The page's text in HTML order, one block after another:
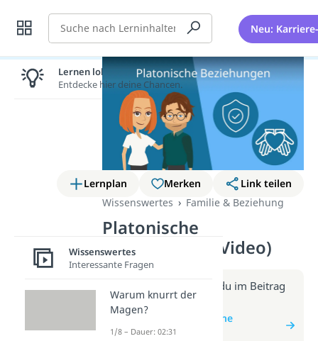
Suche Neu:
Lernplan Merken
Link teilen
Wissenswertes
Familie & Beziehung
Platonische
Beziehungen (Video)
Weitere Infos erhältst du im Beitrag
zum Video
zum Beitrag: Platonische
Beziehungen
Lernen lohnt sich!
Entdecke hier deine Chancen.
Wissenswertes
Interessante Fragen
Warum knurrt der
Magen?
1/8 – Dauer: 02:31